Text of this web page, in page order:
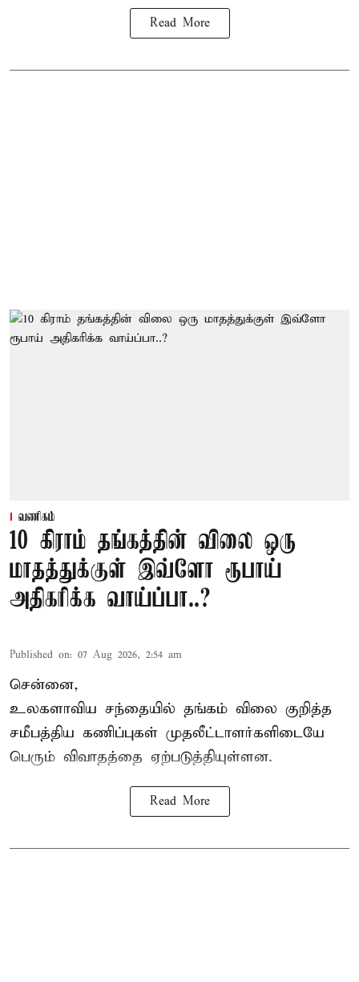
Read More
வணிகம்
10 கிராம் தங்கத்தின் விலை ஒரு
மாதத்துக்குள் இவ்ளோ ரூபாய்
அதிகரிக்க வாய்ப்பா..?
Published on: 07 Aug 2026, 2:54 am
சென்னை,
உலகளாவிய சந்தையில் தங்கம் விலை குறித்த
சமீபத்திய கணிப்புகள் முதலீட்டாளர்களிடையே
பெரும் விவாதத்தை ஏற்படுத்தியுள்ளன.
Read More